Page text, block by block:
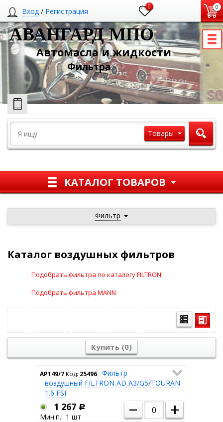
Вход / Регистрация 0 0
АВАНГАРД МПО
Автомасла и жидкости
Фильтра
Товары
КАТАЛОГ ТОВАРОВ
Фильтр
Каталог воздушных фильтров
Подобрать фильтра по каталогу FILTRON
Подобрать фильтра MANN
Купить (0)
AP149/7Код: 25496 Фильтр
воздушный FILTRON AD A3/G5/TOURAN
1.6 FSI
1 267 Р
1 – +